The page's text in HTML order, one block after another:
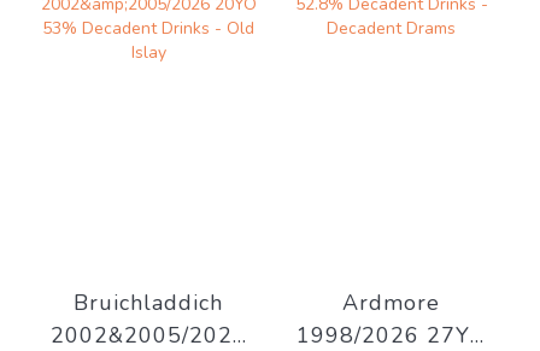
Two]
Bruichladdich
2002&2005/2026
Ardmore
1998/2026 27YO